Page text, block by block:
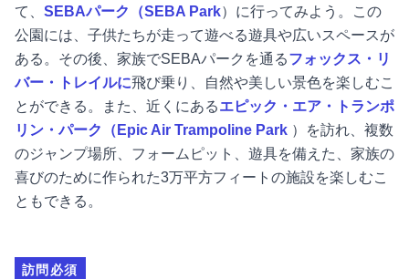
て、 SEBAパーク（SEBA Park）に行ってみよう。この
公園には、子供たちが走って遊べる遊具や広いスペースが
ある。その後、家族でSEBAパークを通るフォックス・リ
バー・トレイルに飛び乗り、自然や美しい景色を楽しむこ
とができる。また、近くにあるエピック・エア・トランポ
リン・パーク（Epic Air Trampoline Park ）を訪れ、複数
のジャンプ場所、フォームピット、遊具を備えた、家族の
喜びのために作られた3万平方フィートの施設を楽しむこ
ともできる。
訪問必須